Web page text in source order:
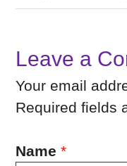
Leave a
Your email
Required fields
Name *